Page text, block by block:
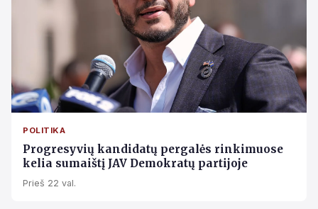
POLITIKA
Progresyvių kandidatų pergalės rinkimuose
kelia sumaištį JAV Demokratų partijoje
Prieš 22 val.